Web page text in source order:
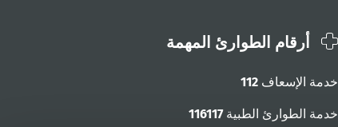
أرقام الطوارئ المهمة
خدمة الإسعاف 112
خدمة الطوارئ الطبية116117